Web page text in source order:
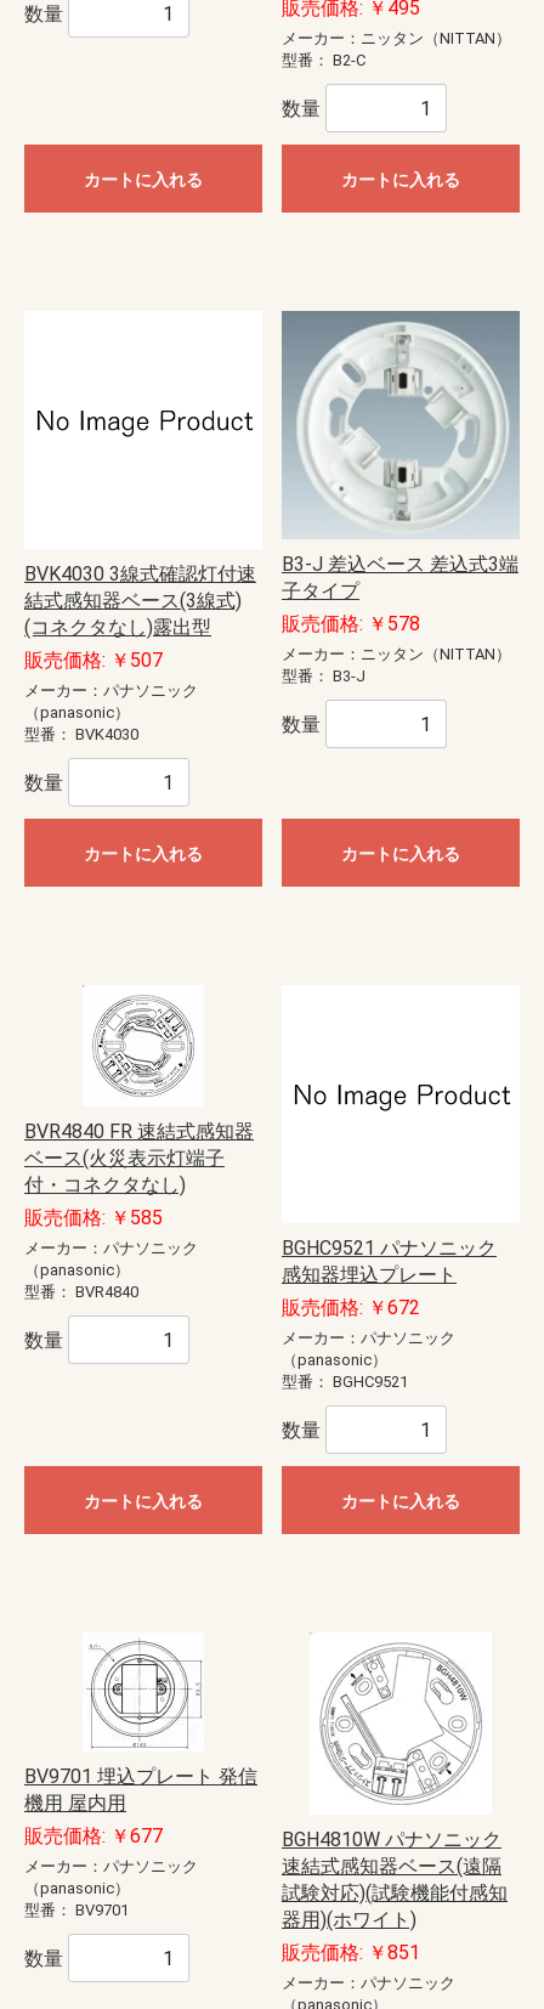
数量
カートに入れる
販売価格: ￥495
メーカー：ニッタン（NITTAN）
型番： B2-C
数量
カートに入れる
BVK4030 3線式確認灯付速
結式感知器ベース(3線式)
(コネクタなし)露出型
販売価格: ￥507
メーカー：パナソニック
（panasonic）
型番： BVK4030
数量
カートに入れる
B3-J 差込ベース 差込式3端
子タイプ
販売価格: ￥578
メーカー：ニッタン（NITTAN）
型番： B3-J
数量
カートに入れる
BVR4840 FR 速結式感知器
ベース(火災表示灯端子
付・コネクタなし)
販売価格: ￥585
メーカー：パナソニック
（panasonic）
型番： BVR4840
数量
カートに入れる
BGHC9521 パナソニック
感知器埋込プレート
販売価格: ￥672
メーカー：パナソニック
（panasonic）
型番： BGHC9521
数量
カートに入れる
BV9701 埋込プレート 発信
機用 屋内用
販売価格: ￥677
メーカー：パナソニック
（panasonic）
型番： BV9701
数量
BGH4810W パナソニック
速結式感知器ベース(遠隔
試験対応)(試験機能付感知
器用)(ホワイト)
販売価格: ￥851
メーカー：パナソニック
（panasonic）